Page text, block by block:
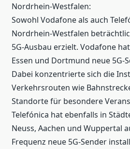
Nordrhein-Westfalen:
Sowohl Vodafone als auch
Nordrhein-Westfalen
5G-Ausbau erzielt. Vodafone
Essen und Dortmund neue 5G-
Dabei konzentrierte sich die
Verkehrsrouten wie
Standorte für besondere
Telefónica hat ebenfalls in
Neuss, Aachen und Wuppertal
Frequenz neue 5G-Sender